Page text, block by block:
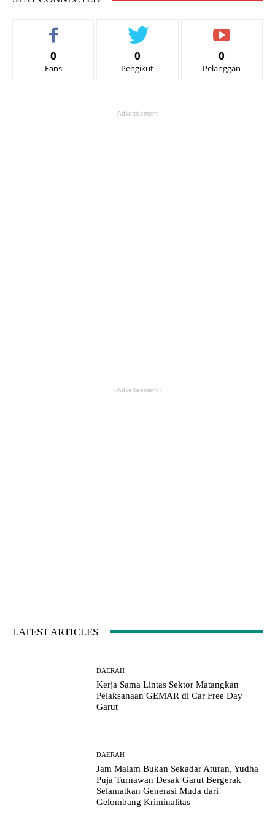
0
Fans
0
Pengikut
0
Pelanggan
- Advertisement -
- Advertisement -
LATEST ARTICLES
DAERAH
Kerja Sama Lintas Sektor Matangkan
Pelaksanaan GEMAR di Car Free Day
Garut
DAERAH
Jam Malam Bukan Sekadar Aturan, Yudha
Puja Turnawan Desak Garut Bergerak
Selamatkan Generasi Muda dari
Gelombang Kriminalitas